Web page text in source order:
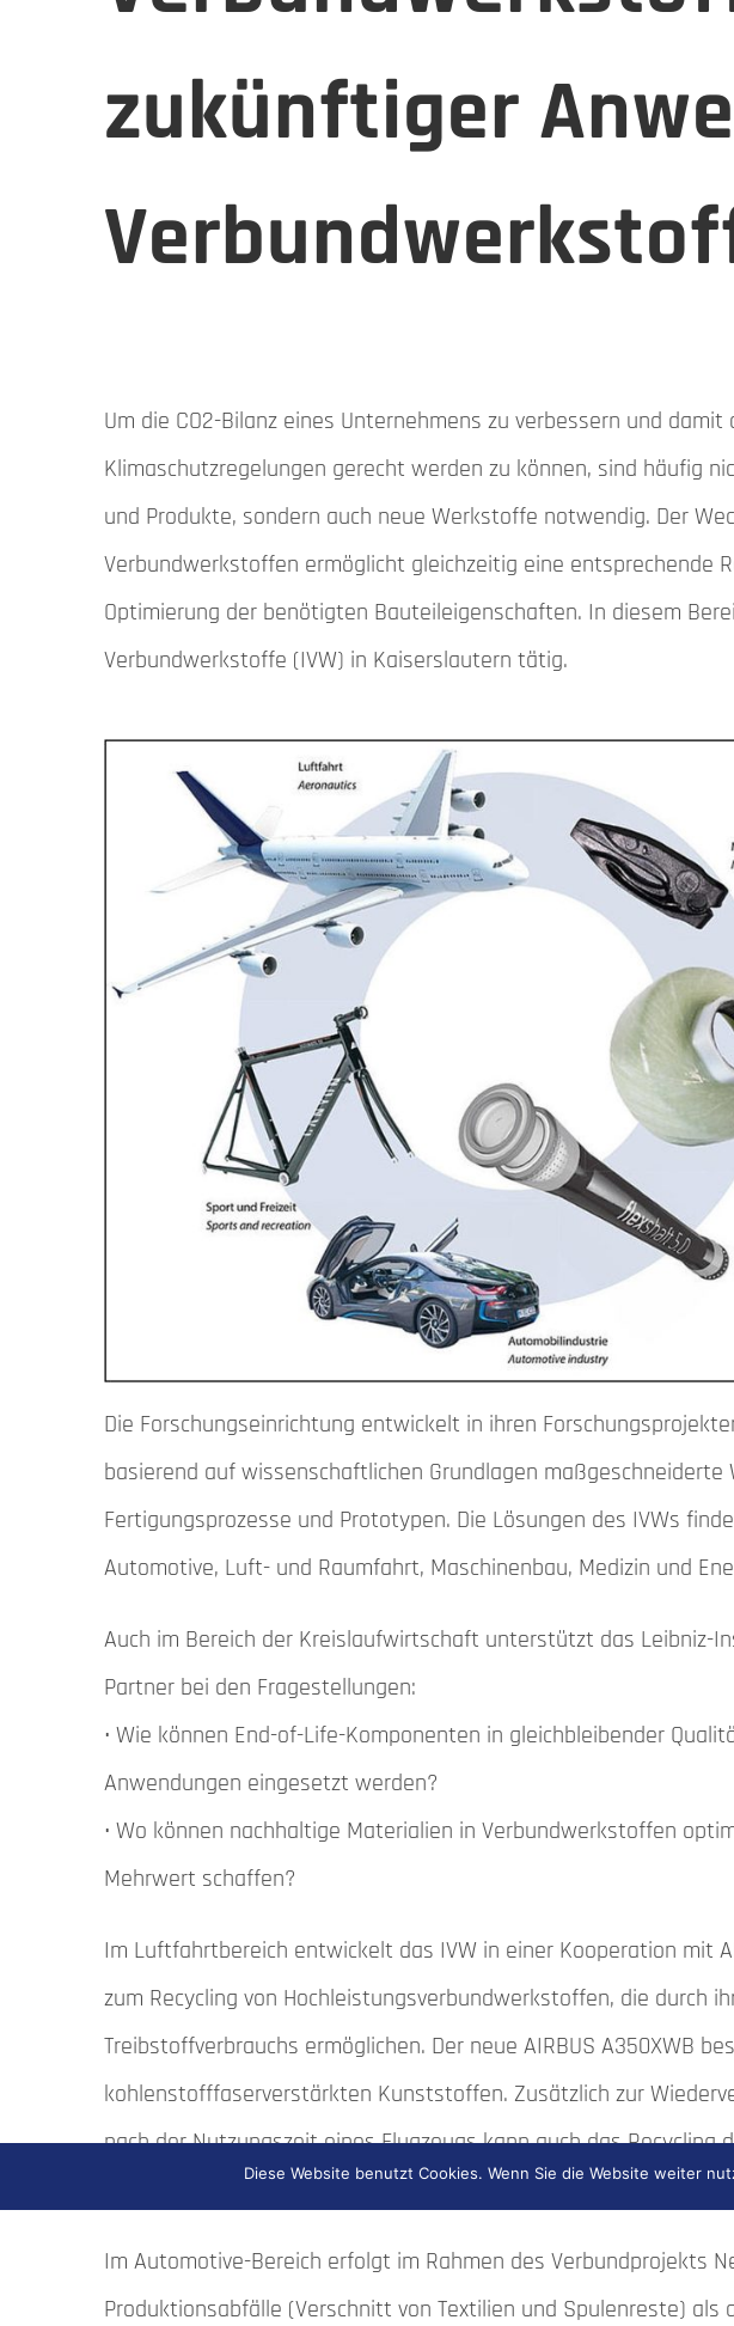
zukünftiger
Um die CO2-Bilanz eines Unternehmens zu verbessern und
Klimaschutzregelungen gerecht werden zu können, sind häufig
und Produkte, sondern auch neue Werkstoffe notwendig. Der
Verbundwerkstoffen ermöglicht gleichzeitig eine entsprechende
Optimierung der benötigten Bauteileigenschaften. In diesem
Verbundwerkstoffe (IVW) in Kaiserslautern tätig.
Die Forschungseinrichtung entwickelt in ihren
basierend auf wissenschaftlichen Grundlagen maßgeschneiderte
Fertigungsprozesse und Prototypen. Die Lösungen des IVWs
Automotive, Luft- und Raumfahrt, Maschinenbau, Medizin und
Auch im Bereich der Kreislaufwirtschaft unterstützt das Leibniz-
Partner bei den Fragestellungen:
• Wie können End-of-Life-Komponenten in gleichbleibender
Anwendungen eingesetzt werden?
• Wo können nachhaltige Materialien in Verbundwerkstoffen
Mehrwert schaffen?
Im Luftfahrtbereich entwickelt das IVW in einer Kooperation mit
zum Recycling von Hochleistungsverbundwerkstoffen, die durch
Treibstoffverbrauchs ermöglichen. Der neue AIRBUS A350XWB
kohlenstofffaserverstärkten Kunststoffen. Zusätzlich zur
nach der Nutzungszeit eines Flugzeugs kann auch das Recycling
Umweltschonung und Kostenreduktion genutzt werden.
Im Automotive-Bereich erfolgt im Rahmen des Verbundprojekts
Produktionsabfälle (Verschnitt von Textilien und Spulenreste)
Veranstaltungsunterlagen
Fachinformationen
Diese Website benutzt Cookies. Wenn Sie die Website weiter